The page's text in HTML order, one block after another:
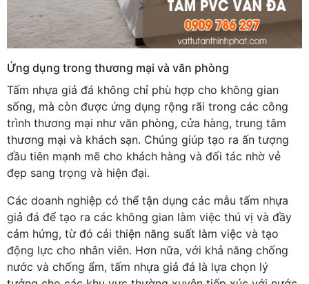
Ứng dụng trong thương mại và văn phòng
Tấm nhựa giả đá không chỉ phù hợp cho không gian
sống, mà còn được ứng dụng rộng rãi trong các công
trình thương mại như văn phòng, cửa hàng, trung tâm
thương mại và khách sạn. Chúng giúp tạo ra ấn tượng
đầu tiên mạnh mẽ cho khách hàng và đối tác nhờ vẻ
đẹp sang trọng và hiện đại.
Các doanh nghiệp có thể tận dụng các mẫu tấm nhựa
giả đá để tạo ra các không gian làm việc thú vị và đầy
cảm hứng, từ đó cải thiện năng suất làm việc và tạo
động lực cho nhân viên. Hơn nữa, với khả năng chống
nước và chống ẩm, tấm nhựa giả đá là lựa chọn lý